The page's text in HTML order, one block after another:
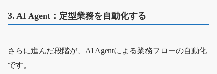
3. AI Agent：定型業務を自動化する
さらに進んだ段階が、AI Agentによる業務フローの自動化
です。